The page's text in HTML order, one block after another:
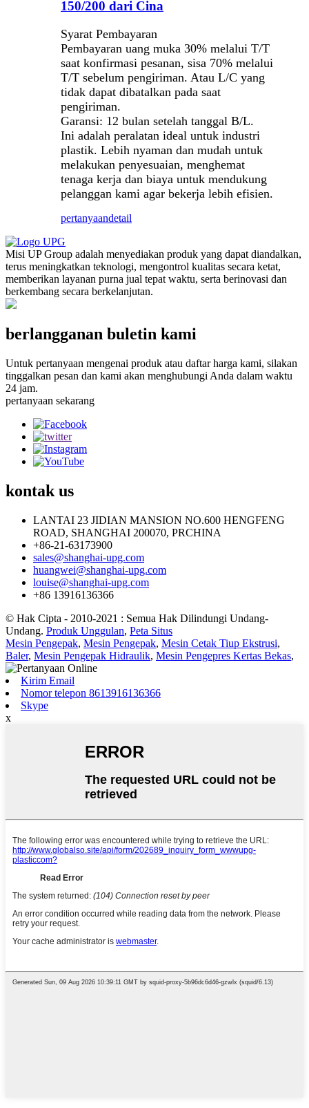
150/200 dari Cina
Syarat Pembayaran
Pembayaran uang muka 30% melalui T/T
saat konfirmasi pesanan, sisa 70% melalui
T/T sebelum pengiriman. Atau L/C yang
tidak dapat dibatalkan pada saat
pengiriman.
Garansi: 12 bulan setelah tanggal B/L.
Ini adalah peralatan ideal untuk industri
plastik. Lebih nyaman dan mudah untuk
melakukan penyesuaian, menghemat
tenaga kerja dan biaya untuk mendukung
pelanggan kami agar bekerja lebih efisien.
pertanyaandetail
Misi UP Group adalah menyediakan produk yang dapat diandalkan,
terus meningkatkan teknologi, mengontrol kualitas secara ketat,
memberikan layanan purna jual tepat waktu, serta berinovasi dan
berkembang secara berkelanjutan.
berlangganan buletin kami
Untuk pertanyaan mengenai produk atau daftar harga kami, silakan
tinggalkan pesan dan kami akan menghubungi Anda dalam waktu
24 jam.
pertanyaan sekarang
kontakus
LANTAI 23 JIDIAN MANSION NO.600 HENGFENG
ROAD, SHANGHAI 200070, PRCHINA
+86-21-63173900
sales@shanghai-upg.com
huangwei@shanghai-upg.com
louise@shanghai-upg.com
+86 13916136366
© Hak Cipta - 2010-2021 : Semua Hak Dilindungi Undang-
Undang. Produk Unggulan, Peta Situs
Mesin Pengepak, Mesin Pengepak, Mesin Cetak Tiup Ekstrusi,
Baler, Mesin Pengepak Hidraulik, Mesin Pengepres Kertas Bekas,
Kirim Email
Nomor telepon 8613916136366
Skype
x